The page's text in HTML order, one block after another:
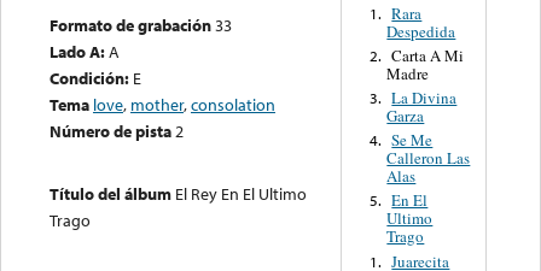
Formato de grabación33
Lado A:A
Condición: E
Tema love, mother,consolation
Número de pista2
Título del álbum El Rey En El Ultimo
Trago
1. Rara
Despedida
2. Carta A Mi
Madre
3. La Divina
Garza
4. Se Me
Calleron Las
Alas
5. En El
Ultimo
Trago
1. Juarecita